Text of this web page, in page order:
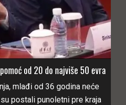
od 20 do najviše 50 evra
mlađi od 36 godina neće
postali punoletni pre kraja